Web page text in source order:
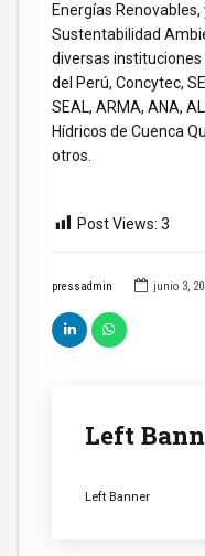
pressadmin junio 3,
Left
Left Banner
Energías
Sustentabilidad
diversas instituciones
del Perú, Concytec,
SEAL, ARMA, ANA,
Hídricos de Cuenca
otros.
Post Views: 3